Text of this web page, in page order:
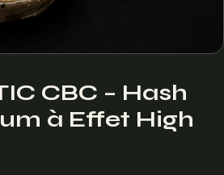
CBC – Hash
à Effet High